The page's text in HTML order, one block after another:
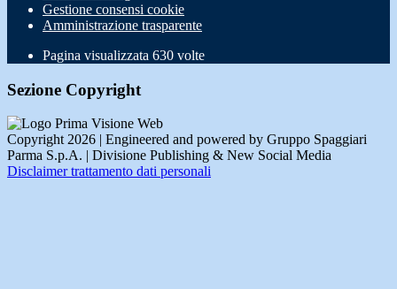
Gestione consensi cookie
Amministrazione trasparente
Pagina visualizzata 630 volte
Sezione Copyright
Copyright 2026 | Engineered and powered by Gruppo Spaggiari
Parma S.p.A. | Divisione Publishing & New Social Media
Disclaimer trattamento dati personali